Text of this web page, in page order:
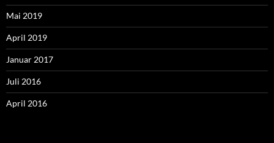
Mai 2019
April 2019
Januar 2017
Juli 2016
April 2016